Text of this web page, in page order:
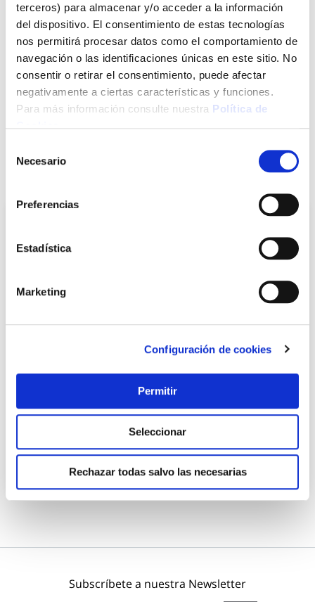
terceros) para almacenar y/o acceder a la información
del dispositivo. El consentimiento de estas tecnologías
nos permitirá procesar datos como el comportamiento de
navegación o las identificaciones únicas en este sitio. No
consentir o retirar el consentimiento, puede afectar
negativamente a ciertas características y funciones.
Para más información consulte nuestra Política de
Necesario
Preferencias
Estadística
Marketing
Configuración de cookies
Permitir
Seleccionar
Rechazar todas salvo las necesarias
Click&Collect - Recogida gratis
en nuestras tiendas
Envío a domicilio:
5 días hábiles
+ INFO
Sanfor
9,00 €
Añadir al carrito
Subscríbete a nuestra Newsletter